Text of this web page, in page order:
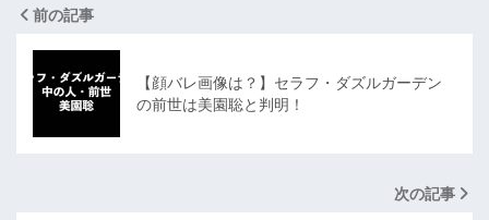
前の記事
【顔バレ画像は？】セラフ・ダズルガーデン
の前世は美園聡と判明！
次の記事